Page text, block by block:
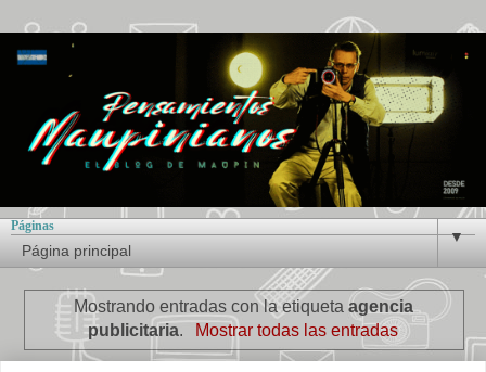
Páginas
▼
Mostrando entradas con la etiqueta agencia
publicitaria. Mostrar todas las entradas